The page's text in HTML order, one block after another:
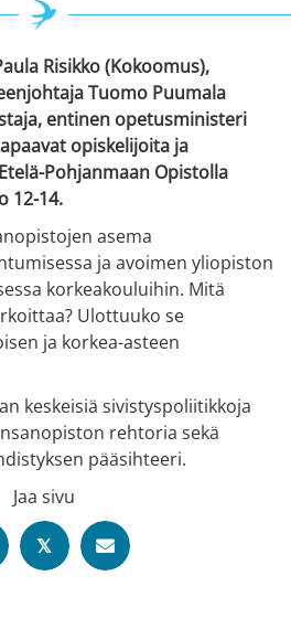
Risikko(Kokoomus),
Tuomo Puumala
entinen opetusministeri
opiskelijoita ja
Pohjanmaan Opistolla
12-14.
asema
ja avoimen yliopiston
korkeakouluihin. Mitä
Ulottuuko se
ja korkea-asteen
keskeisiä sivistyspoliitikkoja
rehtoria sekä
pääsihteeri.
Jaa sivu
𝕏